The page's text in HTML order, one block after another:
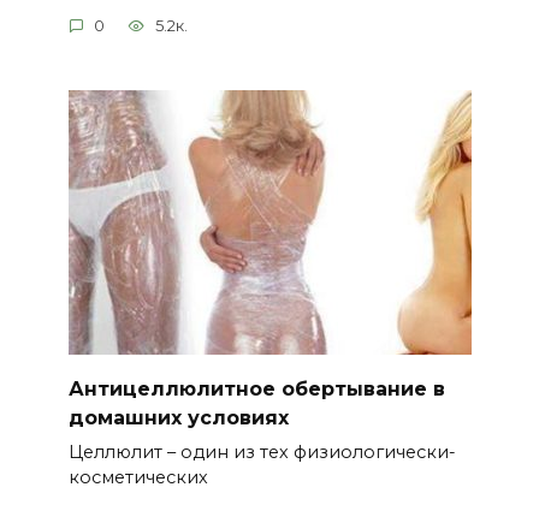
0 5.2к.
Антицеллюлитное обертывание в
домашних условиях
Целлюлит – один из тех физиологически-
косметических